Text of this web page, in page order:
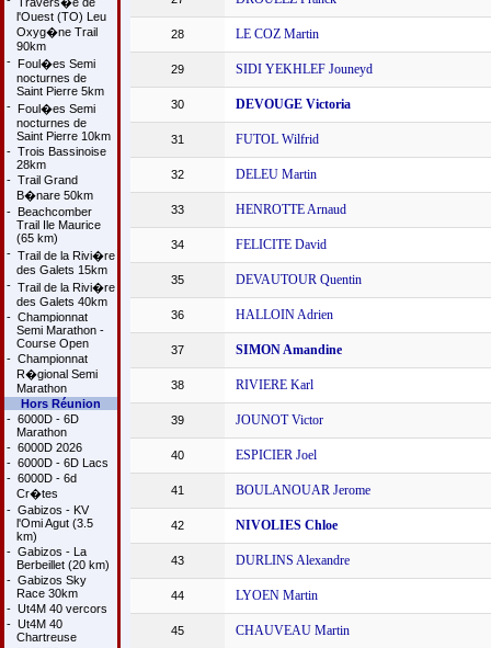
l'Ouest (TO) Leu
Oxyg�ne Trail
90km
- Foul�es Semi
nocturnes de
Saint Pierre 5km
- Foul�es Semi
nocturnes de
Saint Pierre 10km
- Trois Bassinoise
28km
- Trail Grand
B�nare 50km
- Beachcomber
Trail Ile Maurice
(65 km)
- Trail de la Rivi�re
des Galets 15km
- Trail de la Rivi�re
des Galets 40km
- Championnat
Semi Marathon -
Course Open
- Championnat
R�gional Semi
Marathon
Hors Réunion
- 6000D - 6D
Marathon
- 6000D 2026
- 6000D - 6D Lacs
- 6000D - 6d
Cr�tes
- Gabizos - KV
l'Omi Agut (3.5
km)
- Gabizos - La
Berbeillet (20 km)
- Gabizos Sky
Race 30km
- Ut4M 40 vercors
- Ut4M 40
Chartreuse
28 LE COZ Martin
29 SIDI YEKHLEF Jouneyd
30 DEVOUGE Victoria
31 FUTOL Wilfrid
32 DELEU Martin
33 HENROTTE Arnaud
34 FELICITE David
35 DEVAUTOUR Quentin
36 HALLOIN Adrien
37 SIMON Amandine
38 RIVIERE Karl
39 JOUNOT Victor
40 ESPICIER Joel
41 BOULANOUAR Jerome
42 NIVOLIES Chloe
43 DURLINS Alexandre
44 LYOEN Martin
45 CHAUVEAU Martin